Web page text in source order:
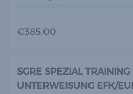
€385.00
SGRE SPEZIAL
UNTERWEISUNG EFK/